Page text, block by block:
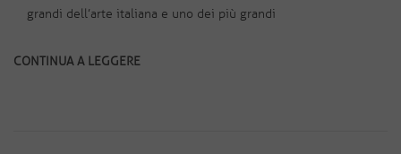
grandi dell’arte italiana e uno dei più grandi
CONTINUA A LEGGERE